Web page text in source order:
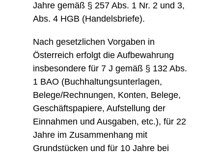
Jahre gemäß § 257 Abs. 1 Nr. 2 und 3,
Abs. 4 HGB (Handelsbriefe).
Nach gesetzlichen Vorgaben in
Österreich erfolgt die Aufbewahrung
insbesondere für 7 J gemäß § 132 Abs.
1 BAO (Buchhaltungsunterlagen,
Belege/Rechnungen, Konten, Belege,
Geschäftspapiere, Aufstellung der
Einnahmen und Ausgaben, etc.), für 22
Jahre im Zusammenhang mit
Grundstücken und für 10 Jahre bei